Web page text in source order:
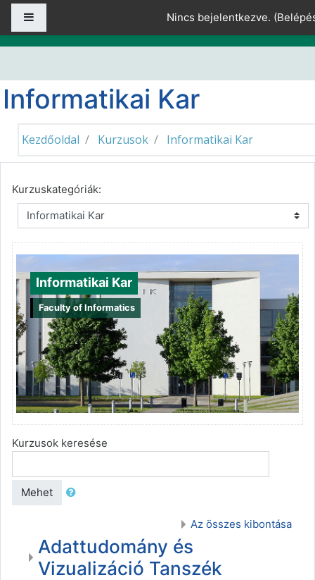
Tovább a fő tartalomhoz
Nincs bejelentkezve. (
Informatikai Kar
Kezdőoldal Kurzusok Informatikai Kar
Kurzuskategóriák:
Informatikai Kar
Faculty of Informatics
Kurzusok keresése
Mehet
Az összes kibontása
Adattudomány és
Vizualizáció Tanszék